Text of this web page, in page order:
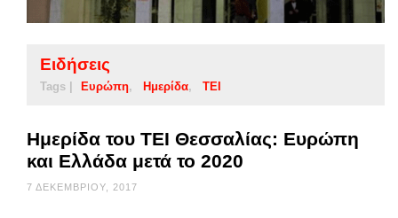
Ειδήσεις
Tags | Ευρώπη Ημερίδα ΤΕΙ
Ημερίδα του ΤΕΙ Θεσσαλίας: Ευρώπη
και Ελλάδα μετά το 2020
7 ΔΕΚΕΜΒΡΊΟΥ, 2017